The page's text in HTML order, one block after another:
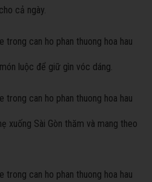
cả ngày.
luộc để giữ gìn vóc dáng.
xuống Sài Gòn thăm và mang theo